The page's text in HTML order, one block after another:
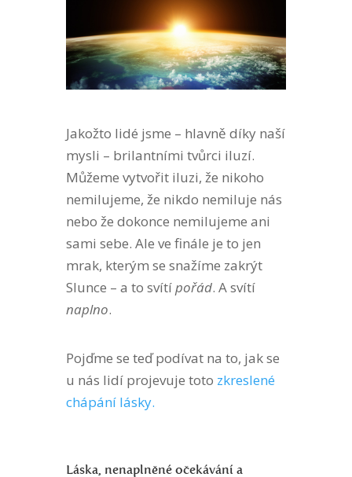
Jakožto lidé jsme – hlavně díky naší
mysli – brilantními tvůrci iluzí.
Můžeme vytvořit iluzi, že nikoho
nemilujeme, že nikdo nemiluje nás
nebo že dokonce nemilujeme ani
sami sebe. Ale ve finále je to jen
mrak, kterým se snažíme zakrýt
Slunce – a to svítípořád. A svítí
naplno.
Pojďme se teď podívat na to, jak se
u nás lidí projevuje toto zkreslené
chápání lásky.
Láska, nenaplněné očekávání a